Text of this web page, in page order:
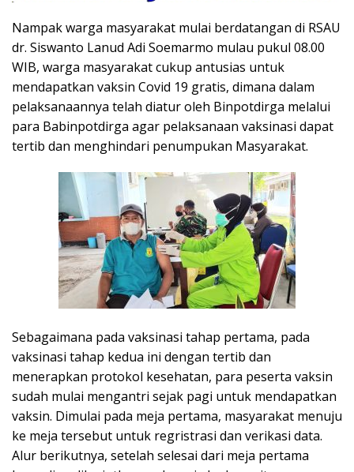
Nampak warga masyarakat mulai berdatangan di RSAU
dr. Siswanto Lanud Adi Soemarmo mulau pukul 08.00
WIB, warga masyarakat cukup antusias untuk
mendapatkan vaksin Covid 19 gratis, dimana dalam
pelaksanaannya telah diatur oleh Binpotdirga melalui
para Babinpotdirga agar pelaksanaan vaksinasi dapat
tertib dan menghindari penumpukan Masyarakat.
Sebagaimana pada vaksinasi tahap pertama, pada
vaksinasi tahap kedua ini dengan tertib dan
menerapkan protokol kesehatan, para peserta vaksin
sudah mulai mengantri sejak pagi untuk mendapatkan
vaksin. Dimulai pada meja pertama, masyarakat menuju
ke meja tersebut untuk regristrasi dan verikasi data.
Alur berikutnya, setelah selesai dari meja pertama